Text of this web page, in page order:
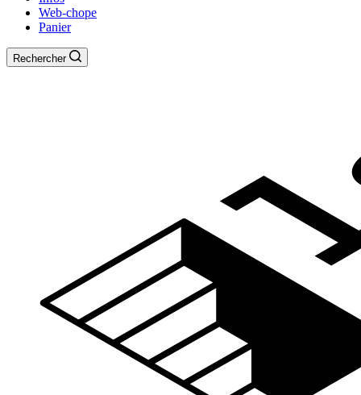
Web-chope
Panier
Rechercher